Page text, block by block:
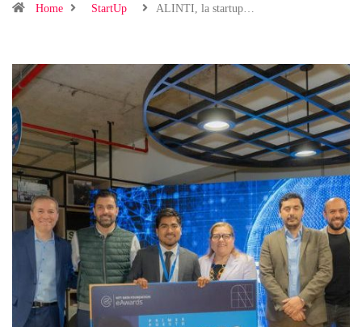
Home StartUp ALINTI, la startup…